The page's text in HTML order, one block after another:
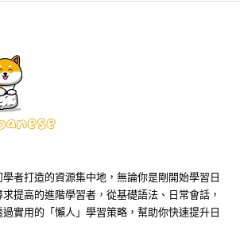
者打造的資源集中地，無論你是剛開始學習日
提高的進階學習者，從基礎語法、日常會話，
實用的「懶人」學習策略，幫助你快速提升日